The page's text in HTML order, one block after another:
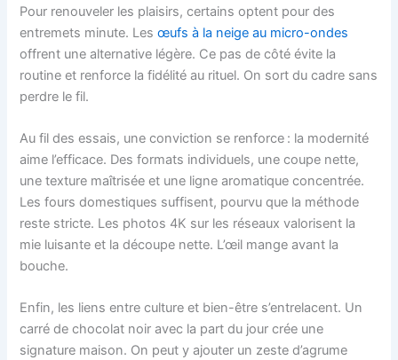
Pour renouveler les plaisirs, certains optent pour des
entremets minute. Lesœufs à la neige au micro-ondes
offrent une alternative légère. Ce pas de côté évite la
routine et renforce la fidélité au rituel. On sort du cadre sans
perdre le fil.
Au fil des essais, une conviction se renforce : la modernité
aime l’efficace. Des formats individuels, une coupe nette,
une texture maîtrisée et une ligne aromatique concentrée.
Les fours domestiques suffisent, pourvu que la méthode
reste stricte. Les photos 4K sur les réseaux valorisent la
mie luisante et la découpe nette. L’œil mange avant la
bouche.
Enfin, les liens entre culture et bien-être s’entrelacent. Un
carré de chocolat noir avec la part du jour crée une
signature maison. On peut y ajouter un zeste d’agrume